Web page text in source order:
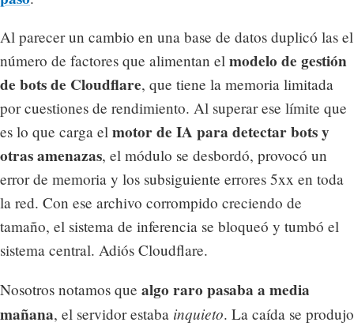
Al parecer un cambio en una base de datos duplicó las el
número de factores que alimentan el modelo de gestión
de bots de Cloudflare, que tiene la memoria limitada
por cuestiones de rendimiento. Al superar ese límite que
es lo que carga el motor de IA para detectar bots y
otras amenazas, el módulo se desbordó, provocó un
error de memoria y los subsiguiente errores 5xx en toda
la red. Con ese archivo corrompido creciendo de
tamaño, el sistema de inferencia se bloqueó y tumbó el
sistema central. Adiós Cloudflare.
Nosotros notamos que algo raro pasaba a media
mañana, el servidor estaba inquieto. La caída se produjo